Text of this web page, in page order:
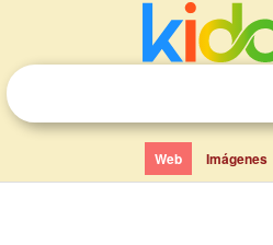
Web Imágenes